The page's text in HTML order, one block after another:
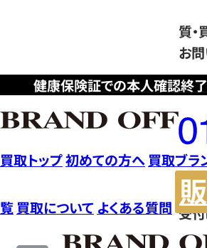
健康保険証での本人確認終
質
お
フ
リ
ー
ダ
イ
ヤ
ル
受
買取トップ初めての方へ 買取ブラ
覧 買取について よくある質問